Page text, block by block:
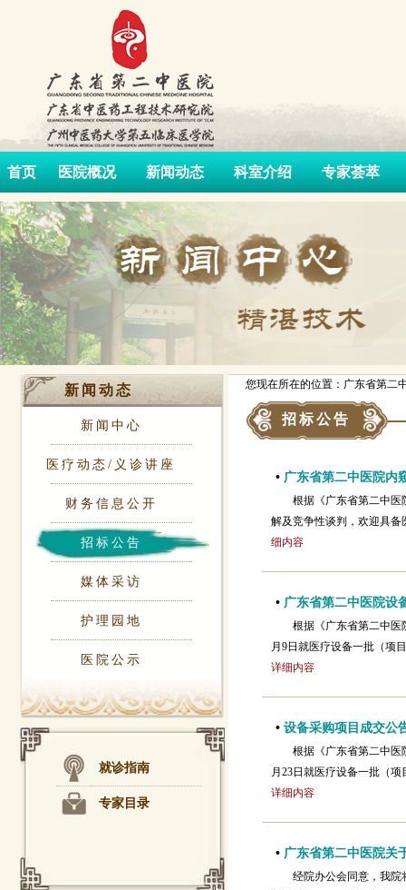
首页 医院概况 新闻动态 科室介绍 专家荟萃
新闻动态
新闻中心
医疗动态/义诊讲座
财务信息公开
招标公告
媒体采访
护理园地
医院公示
就诊指南
专家目录
您现在所在的位置：广东省第二
招标公告
• 广东省第二中医院内
根据《广东省第二中
解及竞争性谈判，欢迎具
细内容
• 广东省第二中医院设
根据《广东省第二中医
月9日就医疗设备一批（项
详细内容
• 设备采购项目成交公
根据《广东省第二中医
月23日就医疗设备一批（
详细内容
• 广东省第二中医院关
经院办公会同意，我